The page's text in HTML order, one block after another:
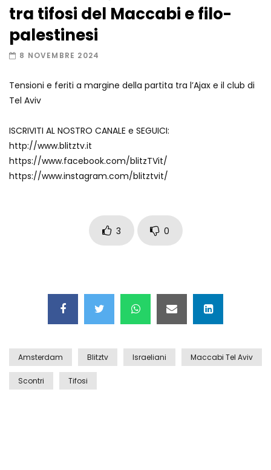
Amiocuggino fa saltare in aria il drone
Record di baci in 30 secondi
Due navi USA si scontrano in mare
incidente
Grattacielo crolla per un incendio
tra tifosi del Maccabi e filo-
palestinesi
8 NOVEMBRE 2024
Tensioni e feriti a margine della partita tra l’Ajax e il club di
Tel Aviv
ISCRIVITI AL NOSTRO CANALE e SEGUICI:
http://www.blitztv.it
https://www.facebook.com/blitzTVit/
https://www.instagram.com/blitztvit/
3 0
Amsterdam Blitztv Israeliani Maccabi Tel Aviv
Scontri Tifosi